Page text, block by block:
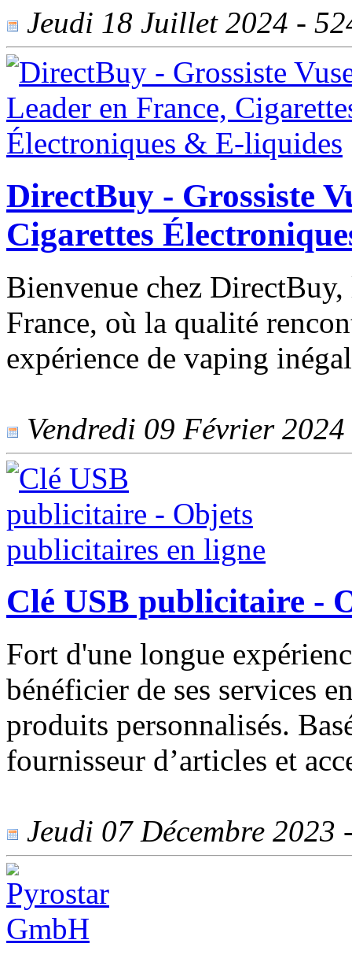
Jeudi 18 Juillet 2024 -
DirectBuy - Grossiste
Cigarettes
Bienvenue chez DirectBuy,
France, où la qualité
expérience de vaping
Vendredi 09 Février
Clé USB publicitaire -
Fort d'une longue
bénéficier de ses services
produits personnalisés.
fournisseur d’articles et
Jeudi 07 Décembre 2023